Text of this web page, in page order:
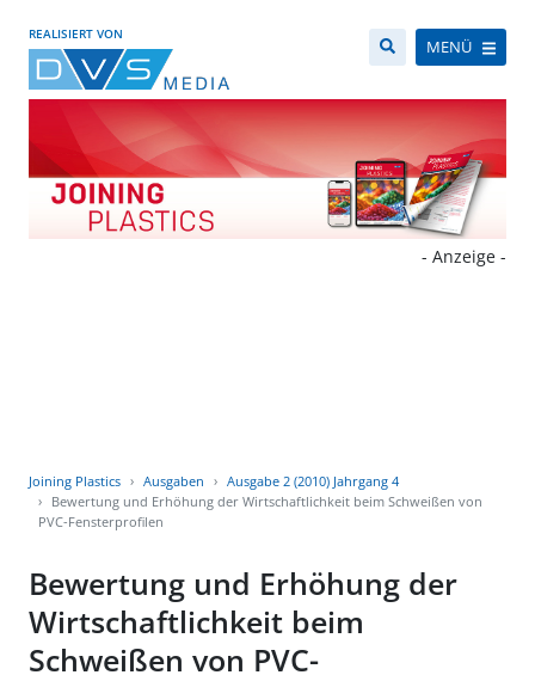
REALISIERT VON
MENÜ
- Anzeige -
Joining Plastics Ausgaben
Ausgabe 2 (2010) Jahrgang 4
Bewertung und Erhöhung der Wirtschaftlichkeit beim Schweißen von
PVC-Fensterprofilen
Bewertung und Erhöhung der
Wirtschaftlichkeit beim
Schweißen von PVC-